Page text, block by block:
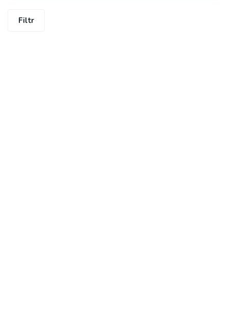
Filtr